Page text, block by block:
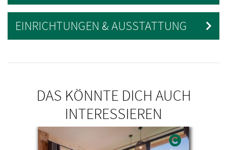
EINRICHTUNGEN & AUSSTATTUNG
DAS KÖNNTE DICH AUCH
INTERESSIEREN